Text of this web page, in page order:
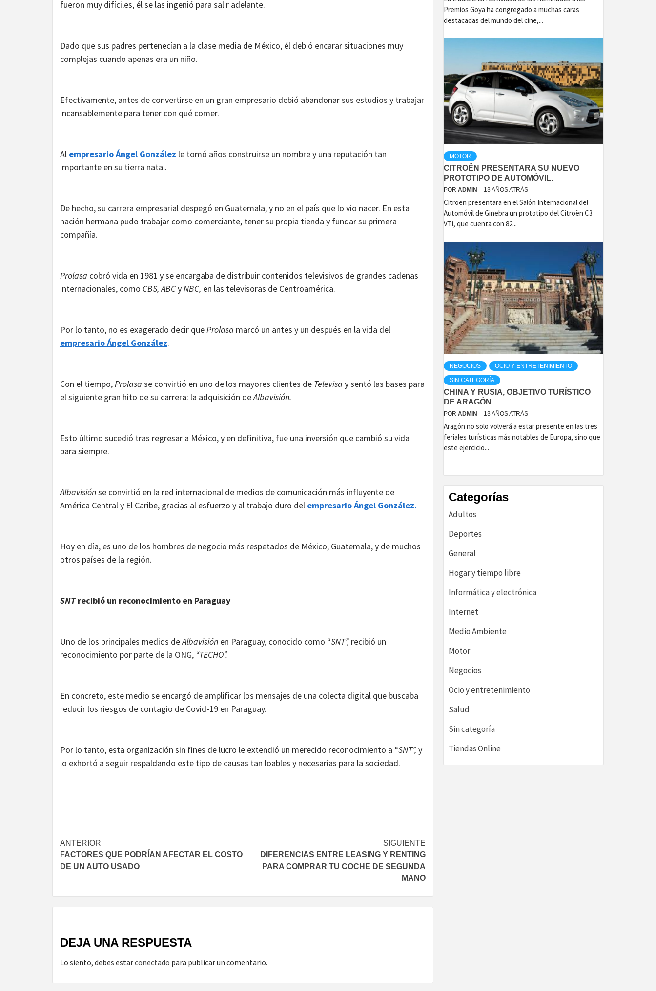
fueron muy difíciles, él se las ingenió para salir adelante.
Dado que sus padres pertenecían a la clase media de México, él debió encarar situaciones muy
complejas cuando apenas era un niño.
Efectivamente, antes de convertirse en un gran empresario debió abandonar sus estudios y trabajar
incansablemente para tener con qué comer.
Al empresario Ángel González le tomó años construirse un nombre y una reputación tan
importante en su tierra natal.
De hecho, su carrera empresarial despegó en Guatemala, y no en el país que lo vio nacer. En esta
nación hermana pudo trabajar como comerciante, tener su propia tienda y fundar su primera
compañía.
Prolasa cobró vida en 1981 y se encargaba de distribuir contenidos televisivos de grandes cadenas
internacionales, como CBS, ABCyNBC, en las televisoras de Centroamérica.
Por lo tanto, no es exagerado decir queProlasa marcó un antes y un después en la vida del
empresario Ángel González.
Con el tiempo,Prolasa se convirtió en uno de los mayores clientes de Televisa y sentó las bases para
el siguiente gran hito de su carrera: la adquisición deAlbavisión.
Esto último sucedió tras regresar a México, y en definitiva, fue una inversión que cambió su vida
para siempre.
Albavisiónse convirtió en la red internacional de medios de comunicación más influyente de
América Central y El Caribe, gracias al esfuerzo y al trabajo duro del empresario Ángel González.
Hoy en día, es uno de los hombres de negocio más respetados de México, Guatemala, y de muchos
otros países de la región.
SNTrecibió un reconocimiento en Paraguay
Uno de los principales medios deAlbavisión en Paraguay, conocido como “SNT”, recibió un
reconocimiento por parte de la ONG, “TECHO”.
En concreto, este medio se encargó de amplificar los mensajes de una colecta digital que buscaba
reducir los riesgos de contagio de Covid-19 en Paraguay.
Por lo tanto, esta organización sin fines de lucro le extendió un merecido reconocimiento a “SNT”,y
lo exhortó a seguir respaldando este tipo de causas tan loables y necesarias para la sociedad.
Navegación
de
ANTERIOR
FACTORES QUE PODRÍAN AFECTAR EL COSTO
DE UN AUTO USADO
SIGUIENTE
DIFERENCIAS ENTRE LEASING Y RENTING
PARA COMPRAR TU COCHE DE SEGUNDA
MANO
DEJA UNA RESPUESTA
Lo siento, debes estarconectado para publicar un comentario.
Premios Goya ha congregado a muchas caras
destacadas del mundo del cine,...
MOTOR
CITROËN PRESENTARA SU NUEVO
PROTOTIPO DE AUTOMÓVIL.
POR ADMIN 13 AÑOS ATRÁS
Citroën presentara en el Salón Internacional del
Automóvil de Ginebra un prototipo del Citroën C3
VTi, que cuenta con 82...
NEGOCIOS OCIO Y ENTRETENIMIENTO
SIN CATEGORÍA
CHINA Y RUSIA, OBJETIVO TURÍSTICO
DE ARAGÓN
POR ADMIN 13 AÑOS ATRÁS
Aragón no solo volverá a estar presente en las tres
feriales turísticas más notables de Europa, sino que
este ejercicio...
Categorías
Adultos
Deportes
General
Hogar y tiempo libre
Informática y electrónica
Internet
Medio Ambiente
Motor
Negocios
Ocio y entretenimiento
Salud
Sin categoría
Tiendas Online